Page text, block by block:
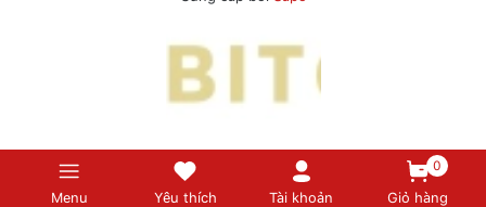
Menu Yêu thích Tài khoản
0
Giỏ hàng